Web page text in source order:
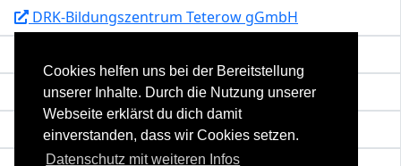
Cookies helfen uns bei der Bereitstellung
unserer Inhalte. Durch die Nutzung unserer
Webseite erklärst du dich damit
einverstanden, dass wir Cookies setzen.
Datenschutz mit weiteren Infos
DRK-Bildungszentrum Teterow gGmbH
Team MV
Kontakt